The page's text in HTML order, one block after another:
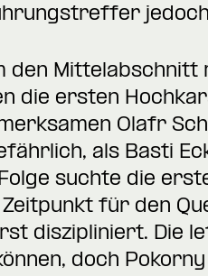
den
die ersten
Olafr
als Basti
suchte die
für den
diszipliniert. Die
doch